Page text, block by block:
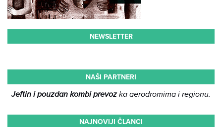
NEWSLETTER
NAŠI PARTNERI
Jeftin i pouzdan kombi prevozka aerodromima i regionu.
NAJNOVIJI ČLANCI